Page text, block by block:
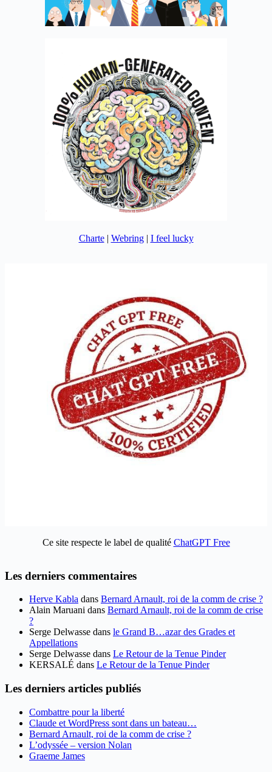
Charte| Webring| I feel lucky
Ce site respecte le label de qualité ChatGPT Free
Les derniers commentaires
Herve Kabla dans Bernard Arnault, roi de la comm de crise ?
Alain Maruani dans Bernard Arnault, roi de la comm de crise
?
Serge Delwasse dans le Grand B…azar des Grades et
Appellations
Serge Delwasse dans Le Retour de la Tenue Pinder
KERSALÉ dans Le Retour de la Tenue Pinder
Les derniers articles publiés
Combattre pour la liberté
Claude et WordPress sont dans un bateau…
Bernard Arnault, roi de la comm de crise ?
L’odyssée – version Nolan
Graeme James